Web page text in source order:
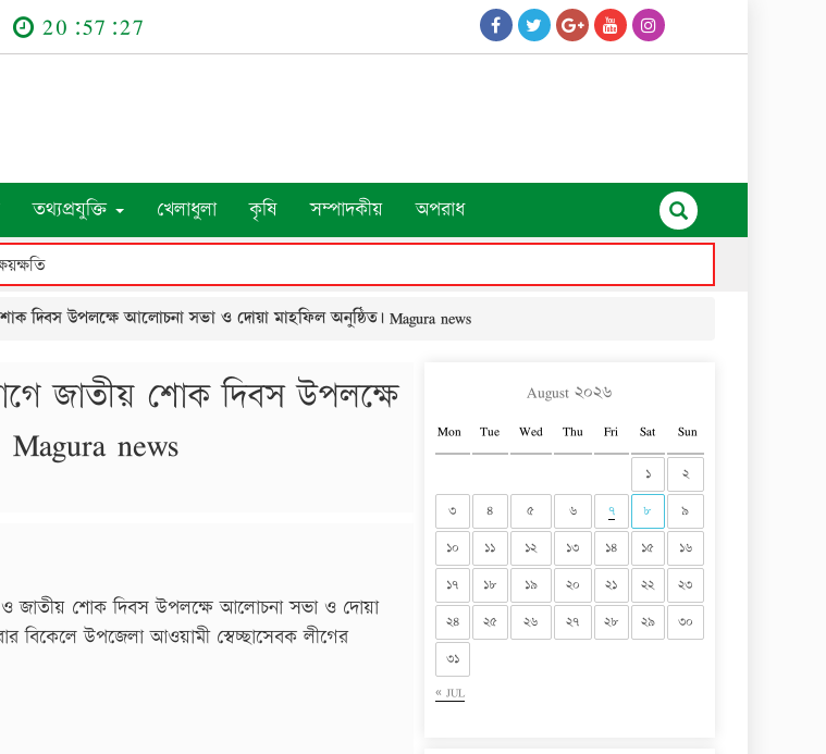
20:57:28
তথ্যপ্রযুক্তি খেলাধুলা কৃষি সম্পাদকীয় অপরাধ
দিবস উপলক্ষে আলোচনা সভা ও দোয়া মাহফিল অনুষ্ঠিত। Magura news
জাতীয় শোক দিবস উপলক্ষে
news
ও জাতীয় শোক দিবস উপলক্ষে আলোচনা সভা ও দোয়া
বিকেলে উপজেলা আওয়ামী স্বেচ্ছাসেবক লীগের
August ২০২৬
Mon Tue Wed Thu Fri Sat Sun
« JUL
১
২
৩
৪ ৫ ৬ ৭ ৮
৯
১০
১১ ১২ ১৩ ১৪ ১৫
১৬
১৭
১৮ ১৯ ২০ ২১ ২২
২৩
২৪
২৫ ২৬ ২৭ ২৮ ২৯
৩০
৩১